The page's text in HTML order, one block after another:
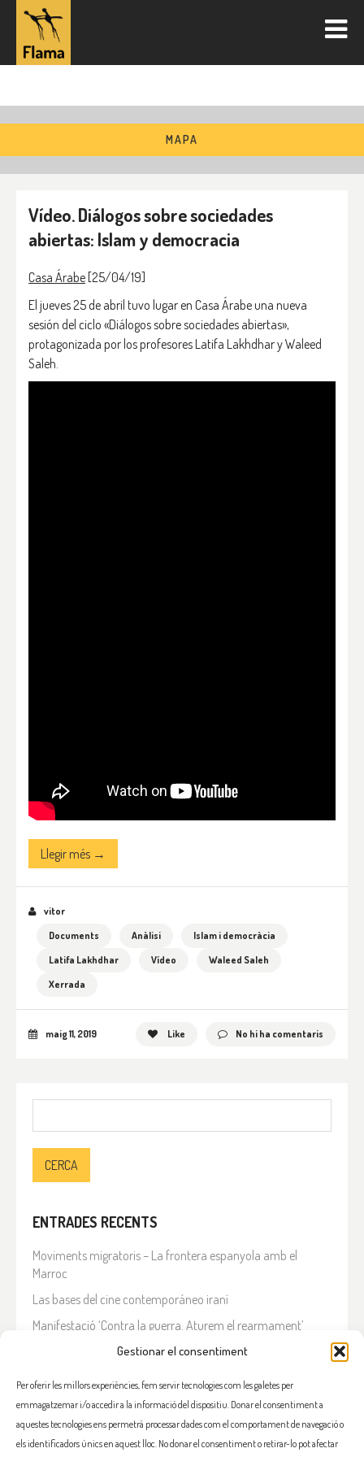
Gestionar el consentiment
Per oferir les millors experiències, fem servir tecnologies com les galetes per
emmagatzemar i/o accedir a la informació del dispositiu. Donar el consentiment a
aquestes tecnologies ens permetrà processar dades com el comportament de navegació o
els identificadors únics en aquest lloc. No donar el consentiment o retirar-lo pot afectar
MAPA
Vídeo. Diálogos sobre sociedades
abiertas: Islam y democracia
Casa Árabe [25/04/19]
El jueves 25 de abril tuvo lugar en Casa Árabe una nueva
sesión del ciclo «Diálogos sobre sociedades abiertas»,
protagonizada por los profesores Latifa Lakhdhar y Waleed
Saleh.
Llegir més →
vitor
Documents
Anàlisi
Islam i democràcia
Latifa Lakhdhar
Vídeo
Waleed Saleh
Xerrada
maig 11, 2019 Like No hi ha comentaris
ENTRADES RECENTS
Moviments migratoris – La frontera espanyola amb el
Marroc
Las bases del cine contemporáneo iraní
Manifestació ‘Contra la guerra. Aturem el rearmament’
En solidaritat amb el Líban
Què està passant a l’Iran?
COMENTARIS RECENTS